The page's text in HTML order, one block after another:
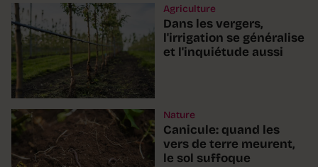
Agriculture
Dans les vergers,
l'irrigation se généralise
et l'inquiétude aussi
Nature
Canicule: quand les
vers de terre meurent,
le sol suffoque